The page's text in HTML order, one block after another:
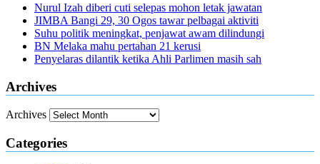
Nurul Izah diberi cuti selepas mohon letak jawatan
JIMBA Bangi 29, 30 Ogos tawar pelbagai aktiviti
Suhu politik meningkat, penjawat awam dilindungi
BN Melaka mahu pertahan 21 kerusi
Penyelaras dilantik ketika Ahli Parlimen masih sah
Archives
Archives
Categories